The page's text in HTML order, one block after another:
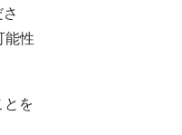
能性
を